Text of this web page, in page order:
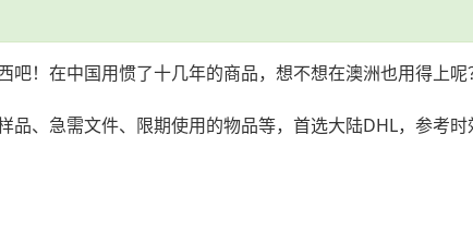
！在中国用惯了十几年的商品，想不想在澳洲也用得上
、急需文件、限期使用的物品等，首选大陆DHL，参考